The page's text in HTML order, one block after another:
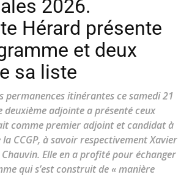
2026.
Hérard présente
et deux
sa liste
permanences itinérantes ce samedi 21
deuxième adjointe a présenté ceux
comme premier adjoint et candidat à
CCGP, à savoir respectivement Xavier
Elle en a profité pour échanger
qui s’est construit de « manière